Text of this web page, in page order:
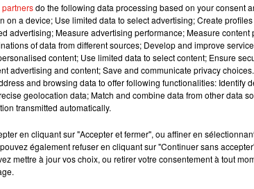
(@capeleopardtrust) le 7 Juil. 2020 à 8 :26 PDT
qu'une semaine pour donner la réponse aux
dans les buissons non loin du wapiti, comme
do the following data processing based on your consent
on a device; Use limited data to select advertising; Create
advertising; Measure advertising performance; Measure
of data from different sources; Develop and improve
content; Use limited data to select content; Ensure
advertising and content; Save and communicate privacy
and browsing data to offer following functionalities: Identify
geolocation data; Match and combine data from other data
transmitted automatically.
en cliquant sur "Accepter et fermer", ou affiner en
également refuser en cliquant sur "Continuer sans
mettre à jour vos choix, ou retirer votre consentement à tout